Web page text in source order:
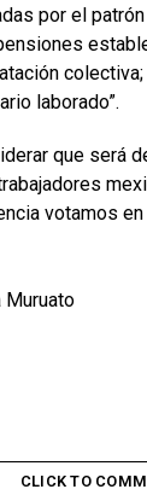
por el
laborado”.
que será
votamos
Muruato
CLICK TO